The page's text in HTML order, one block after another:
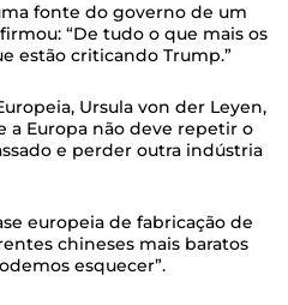
fonte do governo de um
“De tudo o que mais os
estão criticando Trump.”
Ursula von der Leyen,
a Europa não deve repetir o
e perder outra indústria
europeia de fabricação de
chineses mais baratos
esquecer”.